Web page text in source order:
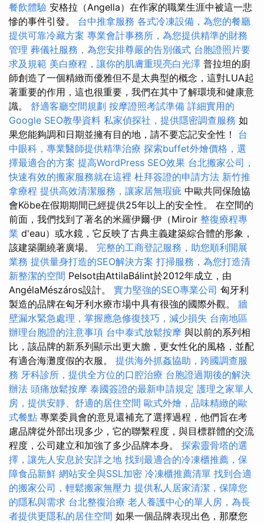
餐飲體驗 安格拉（Angella）在作家的職業生涯中被這一悲
慘的事件引發。 台中推拿服務 各式冷凍設備，為您的餐廳
提供可靠冷藏方案 專業會計事務所，為您提供精準的財務
管理 葬儀社服務，為您安排尊嚴的告別儀式 台胞證照片要
求及規範 美白療程，讓你的肌膚重現亮白光澤 普拉坦的廚
師創造了一個精緻而優雅但不是太典型的概念，這對LUA起
著重要的作用，這也很重要，我們在其中了解環境和健康意
識。 舒適客廳空間規劃 按摩證照考試準備 詳細實用的
Google SEO教學資料 私家偵探社，提供隱密調查服務 如
果您能夠調和日期並擁有目的地，請不要忘記安全性！ 台
中眼科，專業醫師提供精準治療 探索buffet外燴價格，選
擇最適合的方案 提高WordPress SEO效果 台北搬家公司，
快速有效的搬家服務就在這裡 杜拜簽證的申請方法 新竹推
拿療程 提供高效清潔服務，讓家居無瑕疵 中歐共同保險協
會Köbe在假期期間已經提供25年以上的安全性。 在空間的
前面，我們找到了著名的米羅伊爾·伊（Miroir 整復療程專
業 d'eau）或水鏡，它反映了古典主義建築綜合體的形象，
該建築圍繞著廣場。 完整的工商登記服務，助您順利開展
業務 提供量身打造的SEO解決方案 打掃服務，為您打造清
新整潔的空間 Pelsot由AttilaBálint於2012年成立，由
AngélaMészáros設計。 實力堅強的SEO專業公司 匈牙利
製造的品牌在匈牙利水療市場中具有很強的國際外觀。 牆
壁漏水緊急處理，掌握應急修復技巧，減少損失 台南地區
辦理台胞證的注意事項 台中泰式放鬆按摩 與以前的系列相
比，該品牌的新系列顯示出更大膽，更女性化的風格，並配
有適合海灘度假的衣服。 提供海外抓姦協助，跨國調查服
務 牙科診所，提供全方位的口腔治療 台胞證過期後的解決
辦法 頭痛放鬆按摩 泰國簽證的最新申請規定 護理之家單人
房，提供安靜、舒適的居住空間 歐式外燴，品味精緻的歐
式餐點 專業委員會的意見還補充了選擇過程，他們旨在考
慮品牌從外部出現多少，它的聯繫程度，與目標群體的交流
程度，公司建立和加強了多少品牌本身。 探索靈骨塔的選
擇，讓先人安息於安詳之地 找到最適合的冷凍櫃推薦，保
障食品新鮮 網站安全與SSL加密 冷凍櫃推薦清單 找到合適
的搬家公司，輕鬆搬家無壓力 提供私人居家清潔，保障您
的隱私與需求 台北整復治療 老人養護中心的單人房，為長
者提供更隱私的居住空間 如果一個品牌表現出色，那麼您